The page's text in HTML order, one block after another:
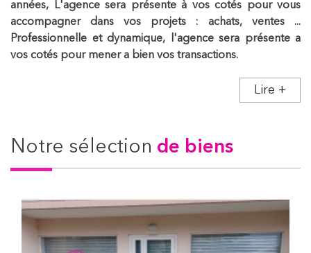
années, L'agence sera présente à vos cotés pour vous
accompagner dans vos projets : achats, ventes ...
Professionnelle et dynamique, l'agence sera présente a
vos cotés pour mener a bien vos transactions.
Lire +
Notre sélection de biens